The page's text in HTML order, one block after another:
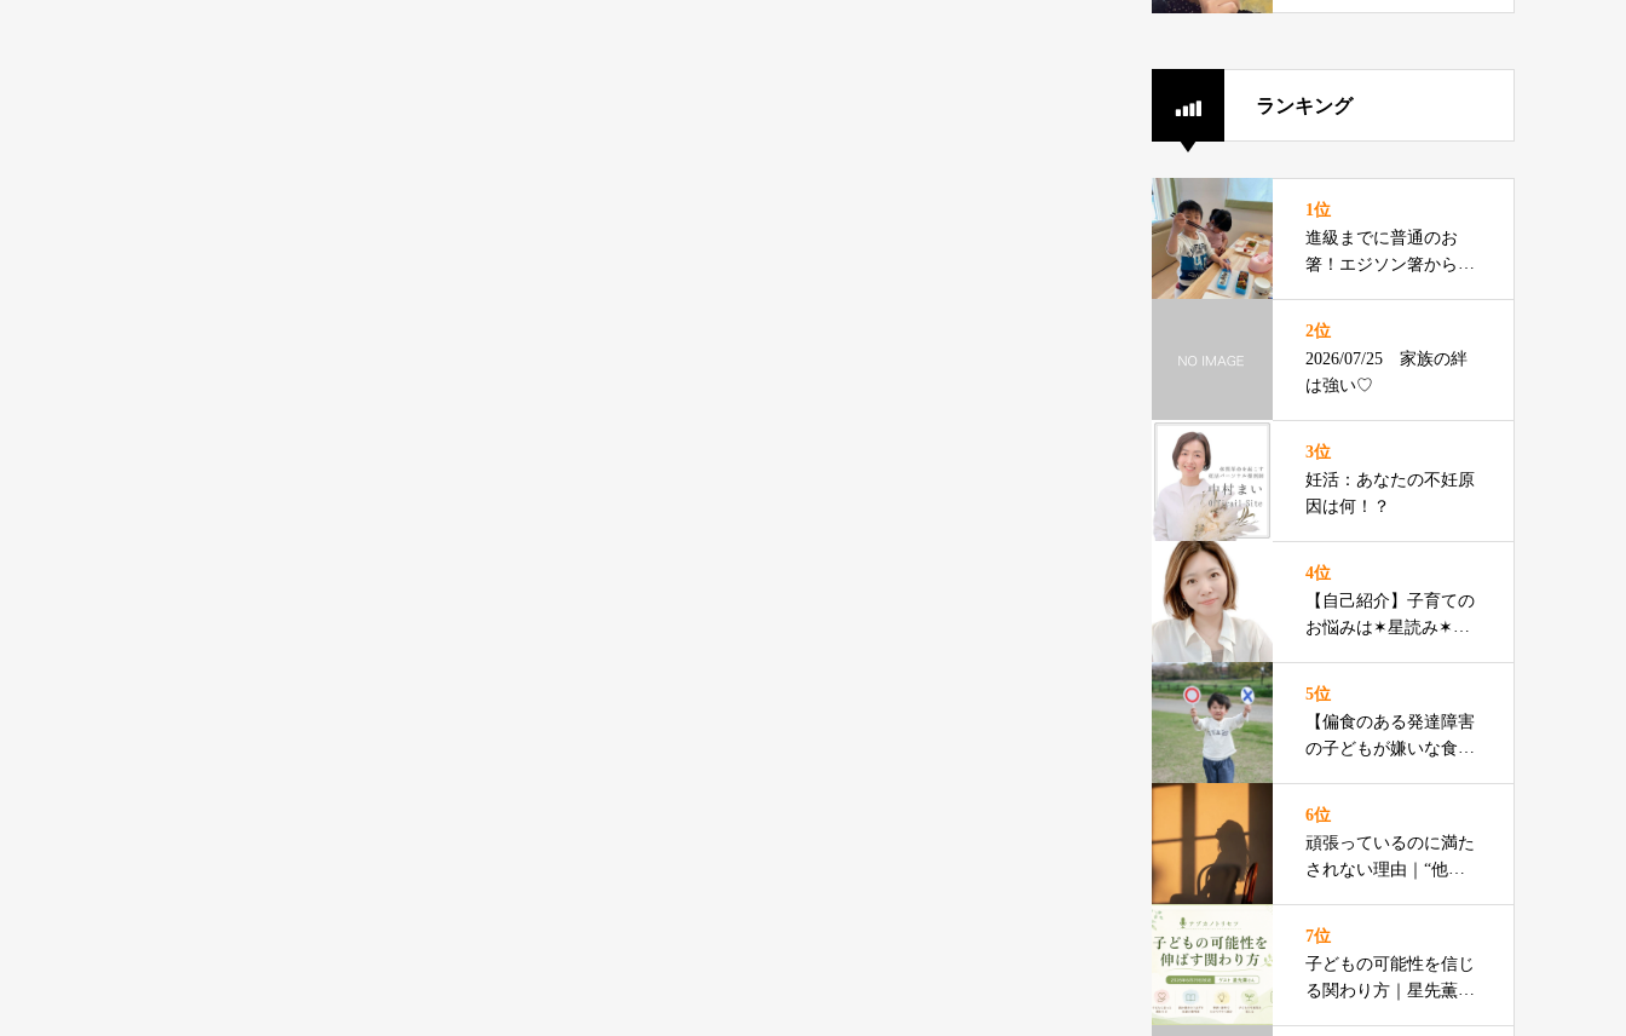
ランキング
1位
進級までに普通のお
箸！エジソン箸からの
2位
2026/07/25 家族の絆
は強い♡
3位
妊活：あなたの不妊原
因は何！？
4位
【自己紹介】子育ての
お悩みは✶星読み✶で
5位
【偏食のある発達障害
の子どもが嫌いな食べ
6位
頑張っているのに満た
されない理由｜“他人
7位
子どもの可能性を信じ
る関わり方｜星先薫さ